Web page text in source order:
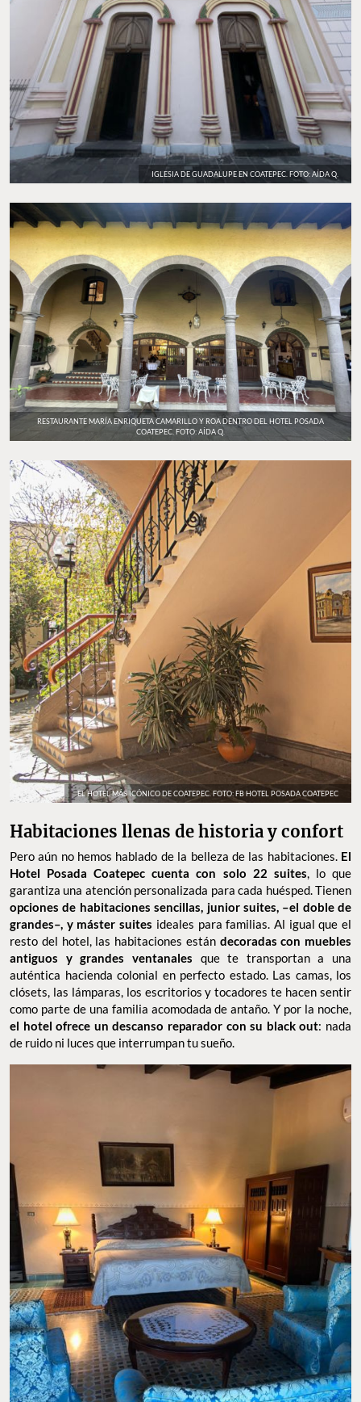
IGLESIA DE GUADALUPE EN COATEPEC. FOTO: AÍDA Q.
RESTAURANTE MARÍA ENRIQUETA CAMARILLO Y ROA DENTRO DEL HOTEL POSADA
COATEPEC. FOTO: AÍDA Q.
EL HOTEL MÁS ICÓNICO DE COATEPEC. FOTO: FB HOTEL POSADA COATEPEC
Habitaciones llenas de historia y confort
Pero aún no hemos hablado de la belleza de las habitaciones.El
Hotel Posada Coatepec cuenta con solo 22 suites, lo que
garantiza una atención personalizada para cada huésped. Tienen
opciones de habitaciones sencillas, junior suites, –el doble de
grandes–, y máster suitesideales para familias. Al igual que el
resto del hotel, las habitaciones estándecoradas con muebles
antiguos y grandes ventanalesque te transportan a una
clósets, las lámparas, los escritorios y tocadores te hacen sentir
como parte de una familia acomodada de antaño. Y por la noche,
: nada